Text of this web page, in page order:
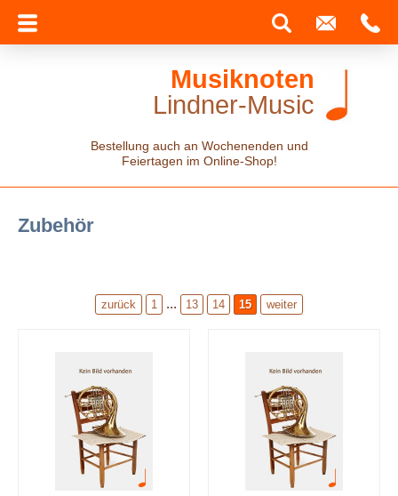
Musiknoten
Lindner-Music
Bestellung auch an Wochenenden und
Feiertagen im Online-Shop!
Zubehör
zurück 1 ... 13 14 15 weiter